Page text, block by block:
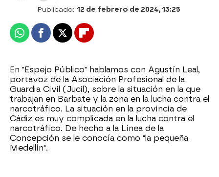
Publicado: 12 de febrero de 2024, 13:25
WhatsappFacebook
X Flipboard
En "Espejo Público" hablamos con Agustín Leal,
portavoz de la Asociación Profesional de la
Guardia Civil (Jucil), sobre la situación en la que
trabajan en Barbate y la zona en la lucha contra el
narcotráfico. La situación en la provincia de
Cádiz es muy complicada en la lucha contra el
narcotráfico. De hecho a la Línea de la
Concepción se le conocía como "la pequeña
Medellín".